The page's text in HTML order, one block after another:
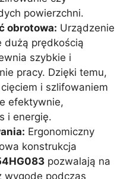
powierzchni.
obrotowa: Urządzenie
dużą prędkością
szybkie i
pracy. Dzięki temu,
i szlifowaniem
efektywnie,
i energię.
Ergonomiczny
konstrukcja
pozwalają na
wygodę podczas